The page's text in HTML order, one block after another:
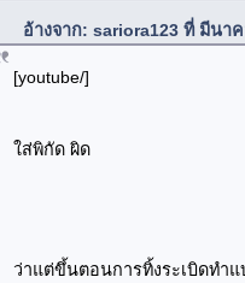
อ้างจาก: sariora123 ที่ มีนา
[youtube/]
ใส่พิกัด ผิด
ว่าแต่ขึ้นตอนการทิ้งระเบิดทำแ